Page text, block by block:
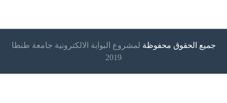
جميع الحقوق محفوظة لمشروع البوابة الالكترونية جامعة طنطا
2019